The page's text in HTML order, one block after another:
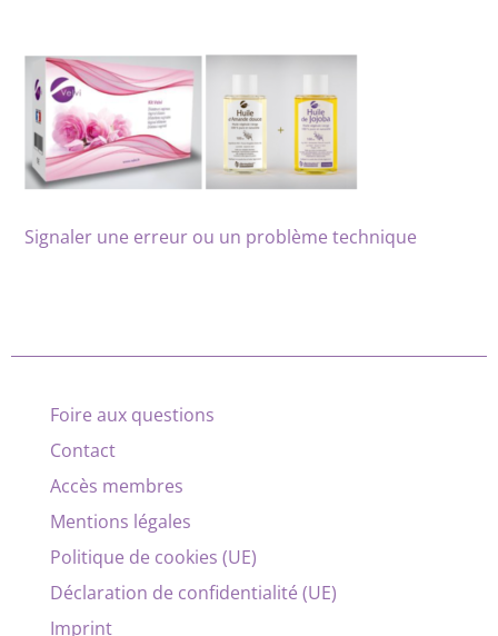
Signaler une erreur ou un problème technique
Foire aux questions
Contact
Accès membres
Mentions légales
Politique de cookies (UE)
Déclaration de confidentialité (UE)
Imprint